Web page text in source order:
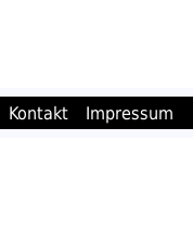
Kontakt Impressum